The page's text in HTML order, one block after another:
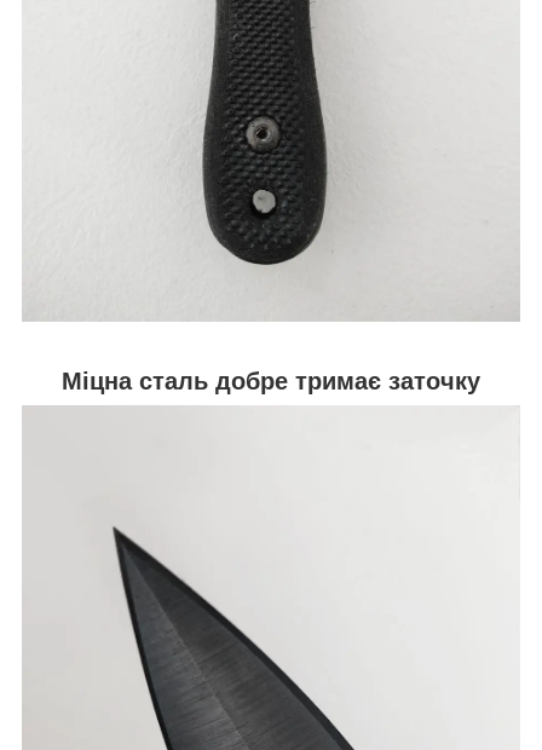
Міцна сталь добре тримає заточку